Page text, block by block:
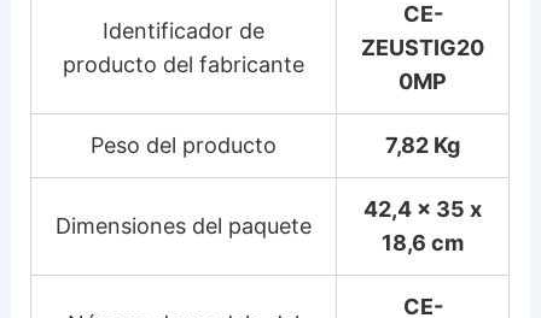
Identificador de
producto del fabricante
CE-
ZEUSTIG20
0MP
Peso del producto 7,82 Kg
Dimensiones del paquete
42,4 x 35 x
18,6 cm
CE-